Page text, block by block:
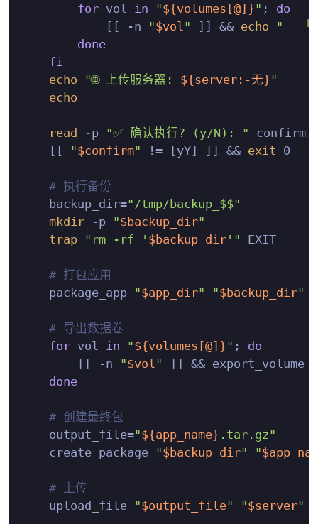
for vol in "${volumes[@]}" ; do
            [[ -n
"$vol" ]] && echo
"
done
fi
echo
"🌐 上传服务器: ${server:-无}"
echo
read -p "✅ 确认执行? (y/N): " confirm
    [[
"$confirm" != [yY] ]] && exit 0
# 执行备份
    backup_dir=
"/tmp/backup_$$"
mkdir -p "$backup_dir"
trap
"rm -rf ' $backup_dir'" EXIT
# 打包应用
    package_app
"$app_dir" "$backup_dir"
# 导出数据卷
for vol in "${volumes[@]}" ; do
        [[ -n
"$vol" ]] && export_volume
done
# 创建最终包
    output_file=
"${app_name} .tar.gz"
    create_package
"$backup_dir" "
# 上传
    upload_file
"$output_file" "$server"